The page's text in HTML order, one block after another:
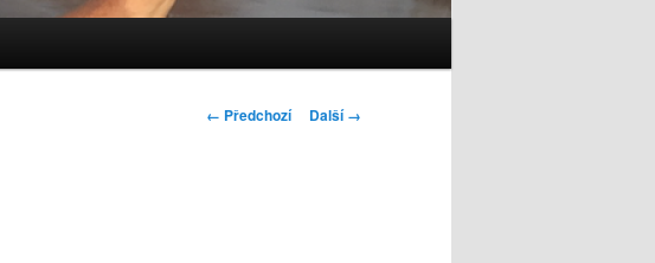
Navigace
← Předchozí Další →